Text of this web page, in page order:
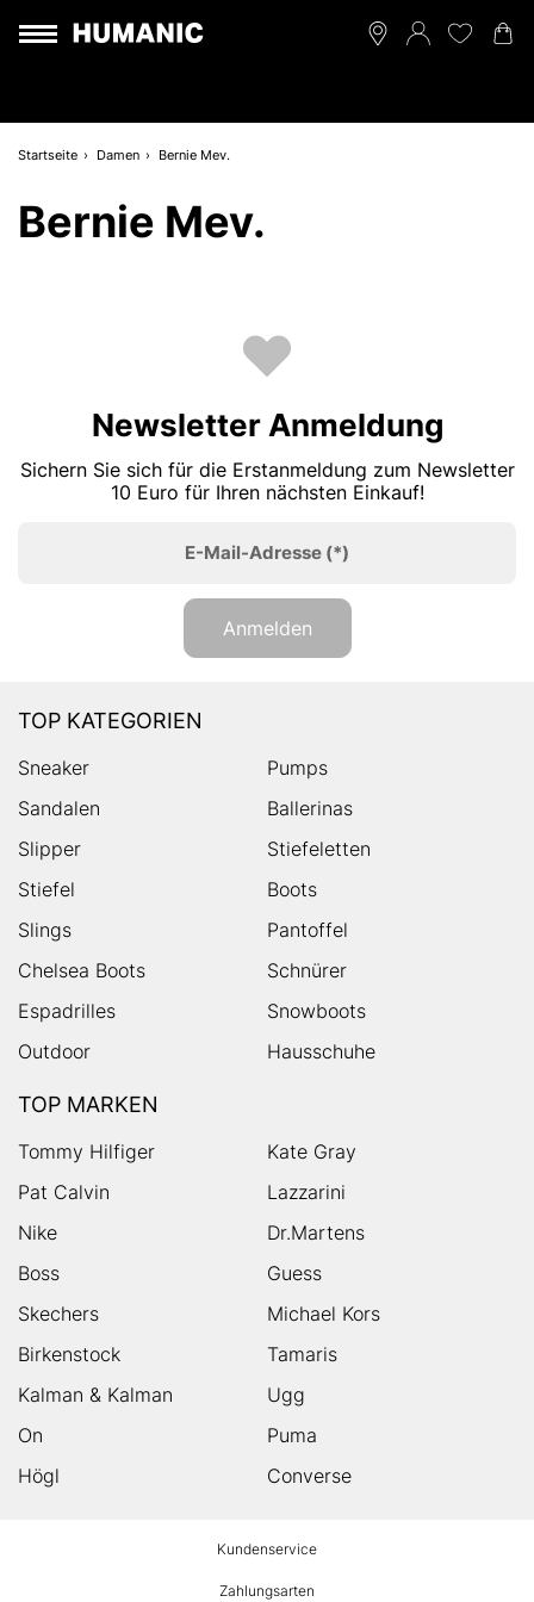
Startseite Damen Bernie Mev.
Bernie Mev.
Newsletter Anmeldung
Sichern Sie sich für die Erstanmeldung zum Newsletter
10 Euro für Ihren nächsten Einkauf!
E-Mail-Adresse (*)
Anmelden
TOP KATEGORIEN
Sneaker
Pumps
Sandalen
Ballerinas
Slipper
Stiefeletten
Stiefel
Boots
Slings
Pantoffel
Chelsea Boots
Schnürer
Espadrilles
Snowboots
Outdoor
Hausschuhe
TOP MARKEN
Tommy Hilfiger
Kate Gray
Pat Calvin
Lazzarini
Nike
Dr.Martens
Boss
Guess
Skechers
Michael Kors
Birkenstock
Tamaris
Kalman & Kalman
Ugg
On
Puma
Högl
Converse
Kundenservice
Zahlungsarten